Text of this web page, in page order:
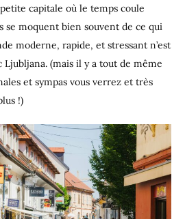
capitale où le temps coule
se moquent bien souvent de ce qui
moderne, rapide, et stressant n’est
Ljubljana. (mais il y a tout de même
et sympas vous verrez et très
!)